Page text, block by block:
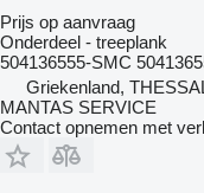
Prijs op aanvraag
Onderdeel - treeplank
504136555-SMC
Griekenland,
MANTAS SERVICE
Contact opnemen met